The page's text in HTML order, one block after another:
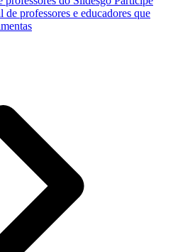
professores e educadores que